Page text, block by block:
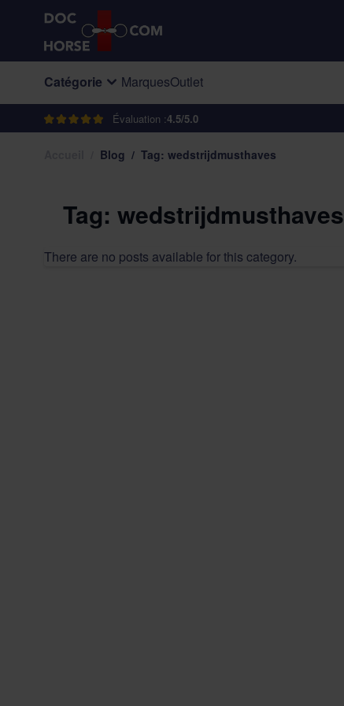
Allez au contenu
Évaluation :4.5/5.0
Catégorie MarquesOutlet
Blog / Tag: wedstrijdmusthaves
Tag: wedstrijdmusthaves
There are no posts available for this category.